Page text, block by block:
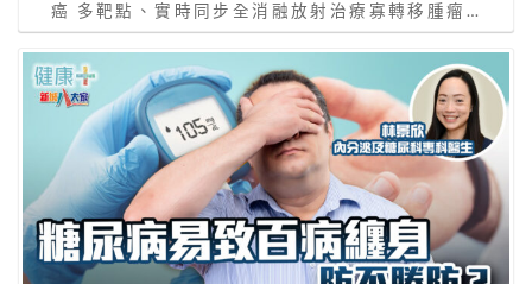
癌 多靶點、實時同步全消融放射治療寡轉移腫瘤…